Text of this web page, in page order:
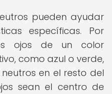
pueden ayudar
específicas. Por
ojos de un color
como azul o verde,
en el resto del
sean el centro de